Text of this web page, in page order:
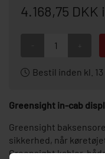
4.168,75
Bestil inden kl.
Greensight in-cab
Greensight
sikkerhed, når
Greensight kabler,